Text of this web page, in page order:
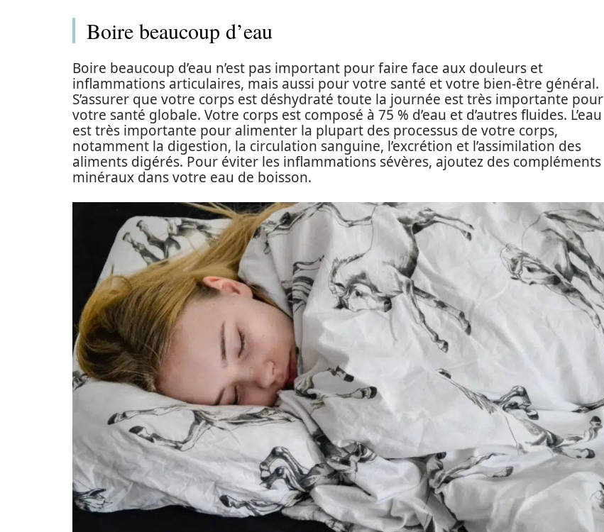
Boire beaucoup d’eau
Boire beaucoup d’eau n’est pas important pour faire face aux douleurs et
inflammations articulaires, mais aussi pour votre santé et votre bien-être général.
S’assurer que votre corps est déshydraté toute la journée est très importante pour
votre santé globale. Votre corps est composé à 75 % d’eau et d’autres fluides. L’eau
est très importante pour alimenter la plupart des processus de votre corps,
notamment la digestion, la circulation sanguine, l’excrétion et l’assimilation des
aliments digérés. Pour éviter les inflammations sévères, ajoutez des compléments
minéraux dans votre eau de boisson.